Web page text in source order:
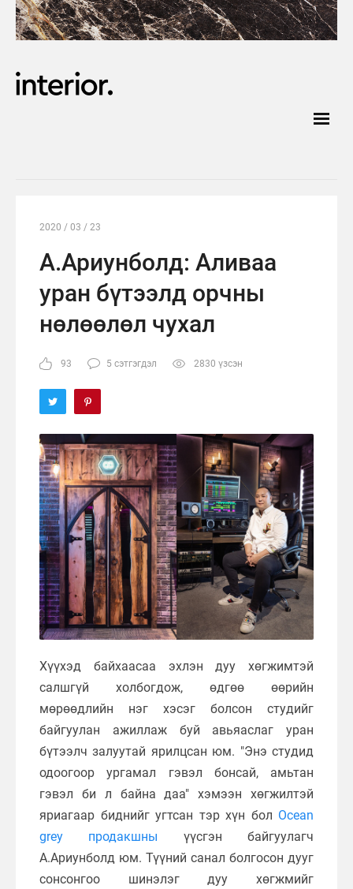
2020 / 03 / 23
А.Ариунболд: Аливаа
уран бүтээлд орчны
нөлөөлөл чухал
93 5 сэтгэгдэл 2830 үзсэн
Хүүхэд байхаасаа эхлэн дуу хөгжимтэй
салшгүй холбогдож, өдгөө өөрийн
мөрөөдлийн нэг хэсэг болсон студийг
байгуулан ажиллаж буй авьяаслаг уран
бүтээлч залуутай ярилцсан юм. "Энэ студид
одоогоор ургамал гэвэл бонсай, амьтан
гэвэл би л байна даа" хэмээн хөгжилтэй
яриагаар биднийг угтсан тэр хүн бол Ocean
grey продакшны үүсгэн байгуулагч
А.Ариунболд юм. Түүний санал болгосон дууг
сонсонгоо шинэлэг дуу хөгжмийг